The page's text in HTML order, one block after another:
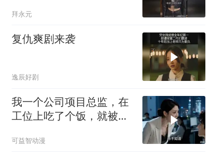
拜永元
复仇爽剧来袭
逸辰好剧
我一个公司项目总监，在
工位上吃了个饭，就被新
可益智动漫